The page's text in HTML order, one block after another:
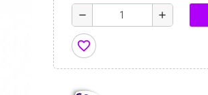
remove add
favorite_border